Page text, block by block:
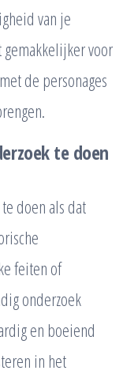
van je
gemakkelijker voor
de personages
te doen
doen als dat
feiten of
onderzoek
en boeiend
in het